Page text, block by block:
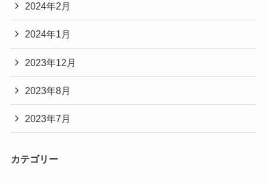
2024年2月
2024年1月
2023年12月
2023年8月
2023年7月
カテゴリー